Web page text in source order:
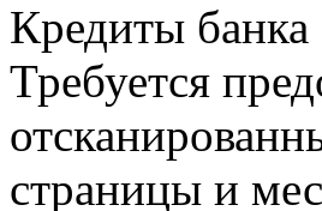
Кредиты банка
Требуется
страницы и